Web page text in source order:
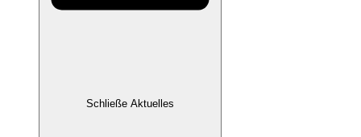
Schließe Aktuelles